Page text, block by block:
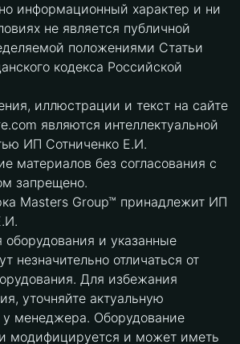
информационный характер и ни
не является публичной
положениями Статьи
кодекса Российской
иллюстрации и текст на сайте
являются интеллектуальной
ИП Сотниченко Е.И.
материалов без согласования с
запрещено.
Masters Group™ принадлежит ИП
и указанные
незначительно отличаться от
Для избежания
уточняйте актуальную
менеджера. Оборудование
модифицируется и может иметь